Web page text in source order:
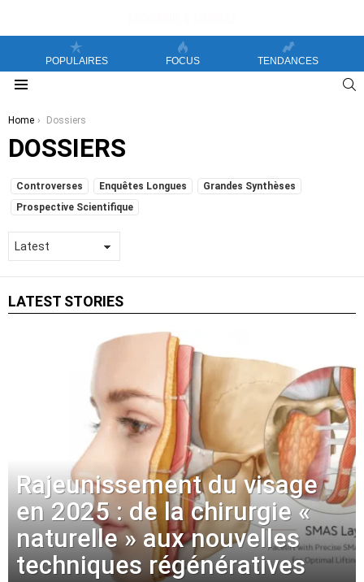
POPULAIRES FOCUS TENDANCES
You are here:
Home Dossiers
DOSSIERS
SUBTERMS
Controverses Enquêtes Longues
Grandes Synthèses
Prospective Scientifique
LATEST STORIES
Rajeunissement du visage
en 2025 : de la chirurgie «
naturelle » aux nouvelles
techniques régénératives